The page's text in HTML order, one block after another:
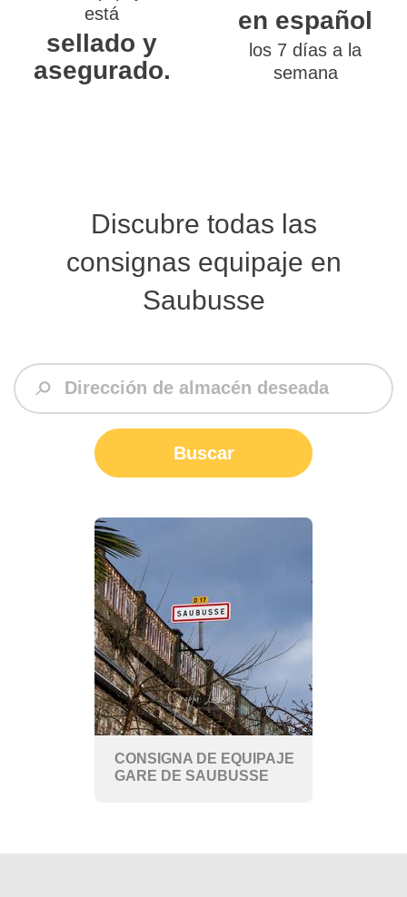
está
sellado y
asegurado.
en español
los 7 días a la
semana
Discubre todas las
consignas equipaje en
Saubusse
Buscar
CONSIGNA DE EQUIPAJE
GARE DE SAUBUSSE